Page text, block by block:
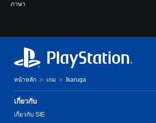
ภาษา
หน้าหลัก เกม Ikaruga
เกี่ยวกับ
เกี่ยวกับ SIE